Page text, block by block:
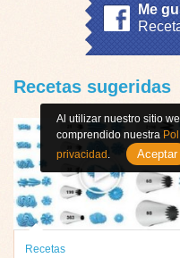
Me
Recetas sugeridas
Recetas
Al utilizar nuestro sitio
comprendido nuestra
privacidad
Aceptar